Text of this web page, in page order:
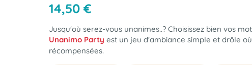
14,50 €
Jusqu'où serez-vous unanimes..? Choisissez bien vos
Unanimo Party est un jeu d'ambiance simple et drôle
récompensées.